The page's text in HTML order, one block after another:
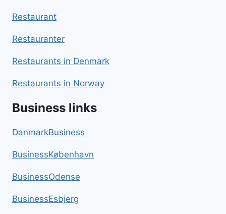
Restaurant
Restauranter
Restaurants in Denmark
Restaurants in Norway
Business links
DanmarkBusiness
BusinessKøbenhavn
BusinessOdense
BusinessEsbjerg